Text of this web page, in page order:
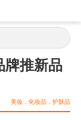
牌推新品
美妆，化妆品，护肤品